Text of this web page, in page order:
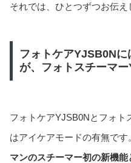
それでは、ひとつずつお伝え
フォトケアYJSB0N
が、フォトスチーマ
フォトケアYJSB0Nとフォト
はアイケアモードの有無です
マンのスチーマー初の新機